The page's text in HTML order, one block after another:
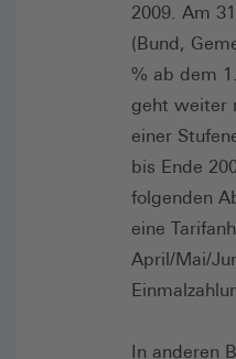
2009. Am
(Bund,
% ab dem
geht weiter
einer
bis Ende
folgenden
eine
April/Mai/
In anderen